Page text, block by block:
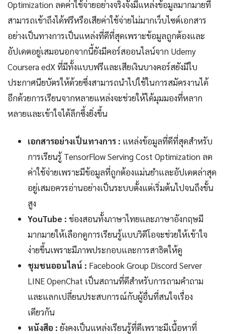
Optimization ลดค่าใช้จ่ายอย่างจริงจังมีแหล่งข้อมูลมากมายที่
สามารถเข้าถึงได้ฟรีหรือเสียค่าใช้จ่ายไม่มากเว็บไซต์เอกสาร
อย่างเป็นทางการเป็นแหล่งที่ดีที่สุดเพราะข้อมูลถูกต้องและ
อัปเดตอยู่เสมอนอกจากนี้ยังมีคอร์สออนไลน์จาก Udemy
Coursera edX ที่มีทั้งแบบฟรีและเสียเงินบางคอร์สยังมีใบ
ประกาศนียบัตรให้ด้วยซึ่งสามารถนำไปใช้ในการสมัครงานได้
อีกด้วยการเรียนจากหลายแหล่งจะช่วยให้ได้มุมมองที่หลาก
หลายและเข้าใจได้ลึกซึ้งยิ่งขึ้น
เอกสารอย่างเป็นทางการ : แหล่งข้อมูลที่ดีที่สุดสำหรับ
การเรียนรู้ TensorFlow Serving Cost Optimization ลด
ค่าใช้จ่ายเพราะมีข้อมูลที่ถูกต้องแม่นยำและอัปเดตล่าสุด
อยู่เสมอควรอ่านอย่างเป็นระบบตั้งแต่เริ่มต้นไปจนถึงขั้น
สูง
YouTube : ช่องสอนทั้งภาษาไทยและภาษาอังกฤษมี
มากมายให้เลือกดูการเรียนรู้แบบวิดีโอจะช่วยให้เข้าใจ
ง่ายขึ้นเพราะมีภาพประกอบและการสาธิตให้ดู
ชุมชนออนไลน์ : Facebook Group Discord Server
LINE OpenChat เป็นสถานที่ดีสำหรับการถามคำถาม
และแลกเปลี่ยนประสบการณ์กับผู้อื่นที่สนใจเรื่อง
เดียวกัน
หนังสือ : ยังคงเป็นแหล่งเรียนรู้ที่ดีเพราะมีเนื้อหาที่